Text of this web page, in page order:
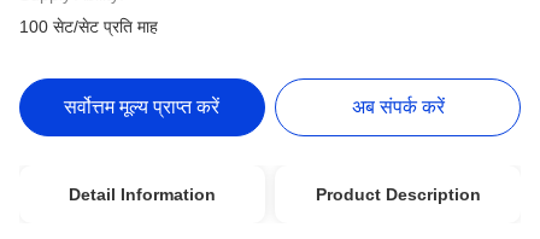
100 सेट/सेट प्रति माह
सर्वोत्तम मूल्य प्राप्त करें अब संपर्क करें
Detail Information Product Description